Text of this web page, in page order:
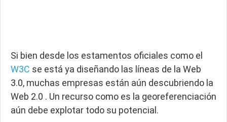
Si bien desde los estamentos oficiales como el
W3C se está ya diseñando las líneas de la Web
3.0, muchas empresas están aún descubriendo la
Web 2.0 . Un recurso como es la georeferenciación
aún debe explotar todo su potencial.